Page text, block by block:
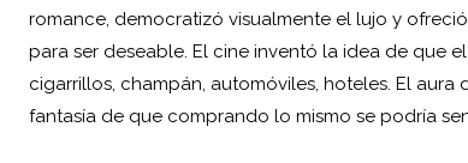
romance, democratizó visualmente el lujo y
para ser deseable. El cine inventó la idea de que
cigarrillos, champán, automóviles, hoteles. El
fantasía de que comprando lo mismo se podría